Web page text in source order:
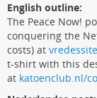
English outline:
The Peace Now!
conquering the
costs) at
t-shirt with this
at katoenclub.nl/